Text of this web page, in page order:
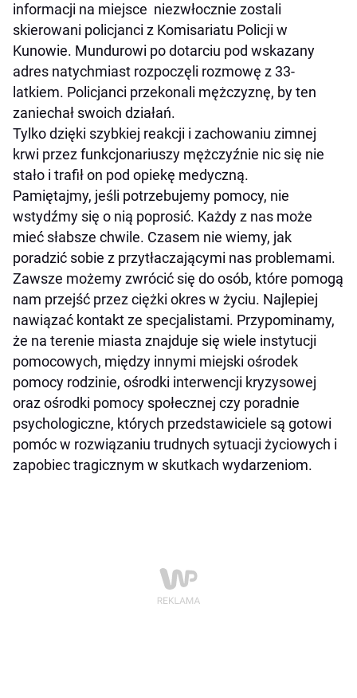
informacji na miejsce niezwłocznie zostali
skierowani policjanci z Komisariatu Policji w
Kunowie. Mundurowi po dotarciu pod wskazany
adres natychmiast rozpoczęli rozmowę z 33-
latkiem. Policjanci przekonali mężczyznę, by ten
zaniechał swoich działań.
Tylko dzięki szybkiej reakcji i zachowaniu zimnej
krwi przez funkcjonariuszy mężczyźnie nic się nie
stało i trafił on pod opiekę medyczną.
Pamiętajmy, jeśli potrzebujemy pomocy, nie
wstydźmy się o nią poprosić. Każdy z nas może
mieć słabsze chwile. Czasem nie wiemy, jak
poradzić sobie z przytłaczającymi nas problemami.
Zawsze możemy zwrócić się do osób, które pomogą
nam przejść przez ciężki okres w życiu. Najlepiej
nawiązać kontakt ze specjalistami. Przypominamy,
że na terenie miasta znajduje się wiele instytucji
pomocowych, między innymi miejski ośrodek
pomocy rodzinie, ośrodki interwencji kryzysowej
oraz ośrodki pomocy społecznej czy poradnie
psychologiczne, których przedstawiciele są gotowi
pomóc w rozwiązaniu trudnych sytuacji życiowych i
zapobiec tragicznym w skutkach wydarzeniom.